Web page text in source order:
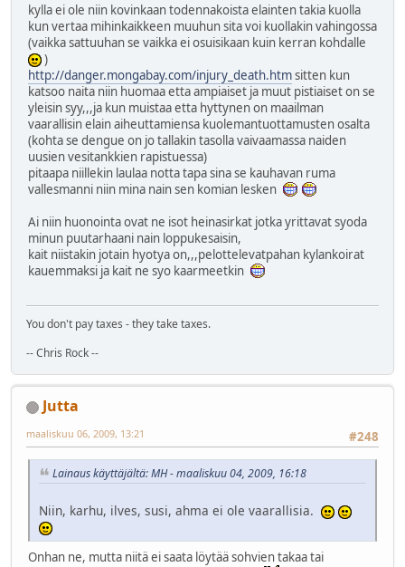
kylla ei ole niin kovinkaan todennakoista elainten takia kuolla
kun vertaa mihinkaikkeen muuhun sita voi kuollakin vahingossa
(vaikka sattuuhan se vaikka ei osuisikaan kuin kerran kohdalle
)
http://danger.mongabay.com/injury_death.htmsitten kun
katsoo naita niin huomaa etta ampiaiset ja muut pistiaiset on se
yleisin syy,,,ja kun muistaa etta hyttynen on maailman
vaarallisin elain aiheuttamiensa kuolemantuottamusten osalta
(kohta se dengue on jo tallakin tasolla vaivaamassa naiden
uusien vesitankkien rapistuessa)
pitaapa niillekin laulaa notta tapa sina se kauhavan ruma
vallesmanni niin mina nain sen komian lesken
Ai niin huonointa ovat ne isot heinasirkat jotka yrittavat syoda
minun puutarhaani nain loppukesaisin,
kait niistakin jotain hyotya on,,,pelottelevatpahan kylankoirat
kauemmaksi ja kait ne syo kaarmeetkin
You don't pay taxes - they take taxes.
-- Chris Rock --
Jutta
#248
maaliskuu 06, 2009, 13:21
Lainaus käyttäjältä: MH - maaliskuu 04, 2009, 16:18
Niin, karhu, ilves, susi, ahma ei ole vaarallisia.
Onhan ne, mutta niitä ei saata löytää sohvien takaa tai